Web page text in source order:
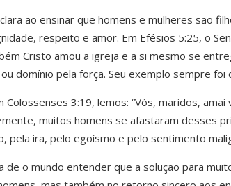
ao ensinar que homens e mulheres são
respeito e amor. Em Efésios 5:25, o
Cristo amou a igreja e a si mesmo se
ou domínio pela força. Seu exemplo sempre
Colossenses 3:19, lemos: “Vós, maridos,
muitos homens se afastaram desses
pela ira, pelo egoísmo e pelo sentimento
de o mundo entender que a solução para